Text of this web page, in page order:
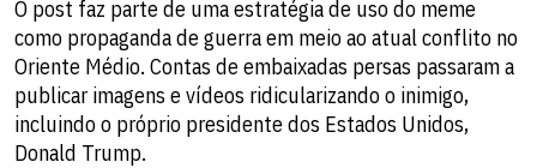
O post faz parte de uma estratégia de uso do meme
como propaganda de guerra em meio ao atual conflito no
Oriente Médio. Contas de embaixadas persas passaram a
publicar imagens e vídeos ridicularizando o inimigo,
incluindo o próprio presidente dos Estados Unidos,
Donald Trump.